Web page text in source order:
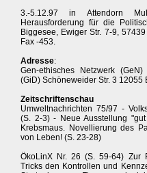
3.-5.12.97 in Attendorn
Herausforderung für die
Biggesee, Ewiger Str. 7-9,
Fax -453.
Adresse:
Gen-ethisches Netzwerk
(GiD) Schöneweider Str. 3 12055
Zeitschriftenschau
Umweltnachrichten 75/97 -
(S. 2-3) - Neue Ausstellung
Krebsmaus. Novellierung des
von Leben! (S. 23-28)
ÖkoLinX Nr. 26 (S. 59-64) Zur
Tricks den Kontrollen und